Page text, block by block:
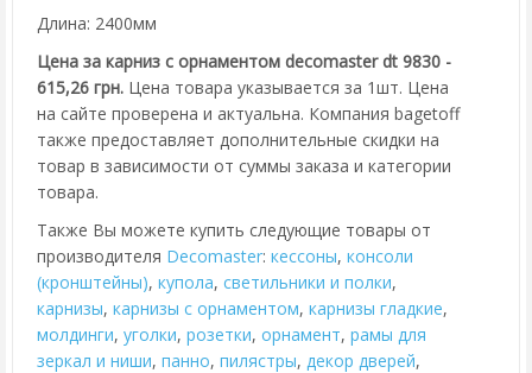
Длина: 2400мм
Цена за карниз с орнаментом decomaster dt 9830 -
615,26 грн. Цена товара указывается за 1шт. Цена
на сайте проверена и актуальна. Компания bagetoff
также предоставляет дополнительные скидки на
товар в зависимости от суммы заказа и категории
товара.
Также Вы можете купить следующие товары от
производителя Decomaster: кессоны, консоли
(кронштейны), купола, cветильники и полки,
карнизы, карнизы с орнаментом, карнизы гладкие,
молдинги, уголки, розетки, орнамент, рамы для
зеркал и ниши, панно, пилястры, декор дверей,